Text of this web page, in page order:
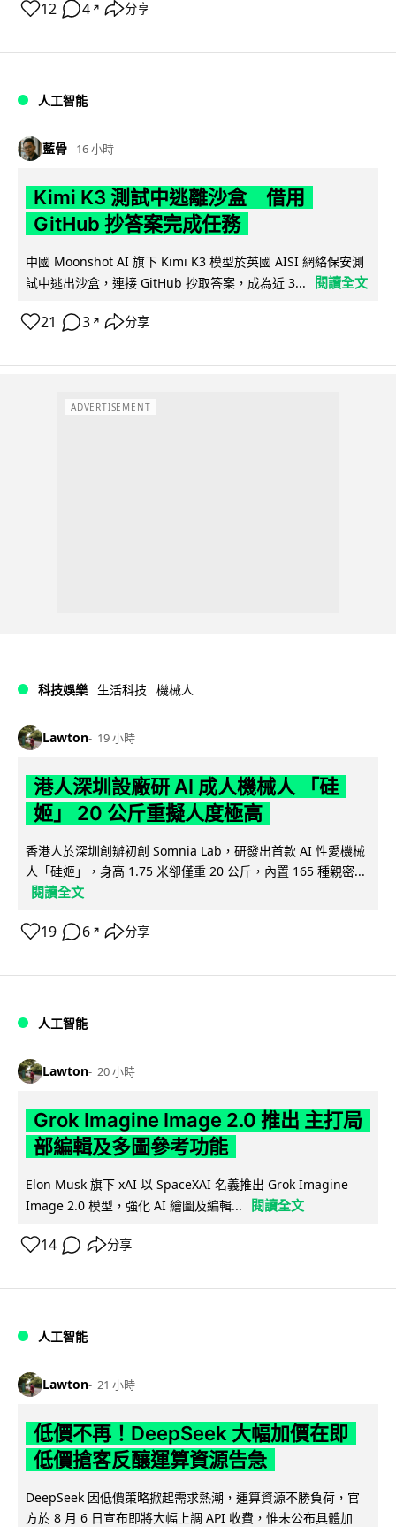
12 4 ↗ 分享
人工智能
藍骨 16 小時
Kimi K3 測試中逃離沙盒 借用
GitHub 抄答案完成任務
中國 Moonshot AI 旗下 Kimi K3 模型於英國 AISI 網絡保安測
試中逃出沙盒，連接 GitHub 抄取答案，成為近 3...
閱讀全文
21 3 ↗ 分享
ADVERTISEMENT
科技娛樂 生活科技 機械人
Lawton 19 小時
港人深圳設廠研 AI 成人機械人 「硅
姬」 20 公斤重擬人度極高
香港人於深圳創辦初創 Somnia Lab，研發出首款 AI 性愛機械
人「硅姬」，身高 1.75 米卻僅重 20 公斤，內置 165 種親密...
閱讀全文
19 6 ↗ 分享
人工智能
Lawton 20 小時
Grok Imagine Image 2.0 推出 主打局
部編輯及多圖參考功能
Elon Musk 旗下 xAI 以 SpaceXAI 名義推出 Grok Imagine
Image 2.0 模型，強化 AI 繪圖及編輯...
閱讀全文
14 分享
人工智能
Lawton 21 小時
低價不再！DeepSeek 大幅加價在即
低價搶客反釀運算資源告急
DeepSeek 因低價策略掀起需求熱潮，運算資源不勝負荷，官
方於 8 月 6 日宣布即將大幅上調 API 收費，惟未公布具體加